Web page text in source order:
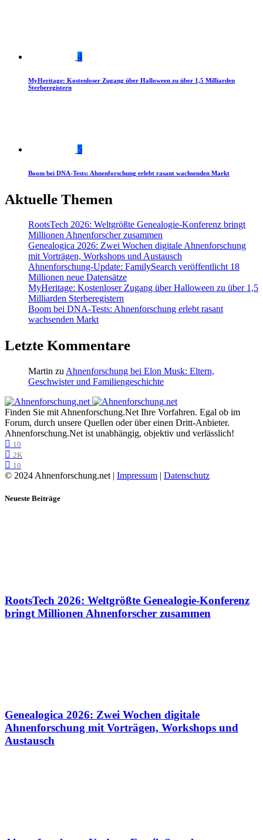
4
MyHeritage: Kostenloser Zugang über Halloween zu über 1,5 Milliarden
Sterberegistern
5
Boom bei DNA-Tests: Ahnenforschung erlebt rasant wachsenden Markt
Aktuelle Themen
RootsTech 2026: Weltgrößte Genealogie-Konferenz bringt
Millionen Ahnenforscher zusammen
Genealogica 2026: Zwei Wochen digitale Ahnenforschung
mit Vorträgen, Workshops und Austausch
Ahnenforschung-Update: FamilySearch veröffentlicht 18
Millionen neue Datensätze
MyHeritage: Kostenloser Zugang über Halloween zu über 1,5
Milliarden Sterberegistern
Boom bei DNA-Tests: Ahnenforschung erlebt rasant
wachsenden Markt
Letzte Kommentare
Martin zu Ahnenforschung bei Elon Musk: Eltern,
Geschwister und Familiengeschichte
Finden Sie mit Ahnenforschung.Net Ihre Vorfahren. Egal ob im
Forum, durch unsere Quellen oder über einen Dritt-Anbieter.
Ahnenforschung.Net ist unabhängig, objektiv und verlässlich!
10
2K
10
© 2024 Ahnenforschung.net | Impressum | Datenschutz
Neueste Beiträge
RootsTech 2026: Weltgrößte Genealogie-Konferenz
bringt Millionen Ahnenforscher zusammen
Genealogica 2026: Zwei Wochen digitale
Ahnenforschung mit Vorträgen, Workshops und
Austausch